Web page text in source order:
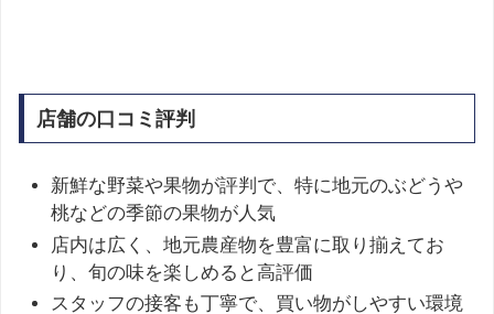
店舗の口コミ評判
新鮮な野菜や果物が評判で、特に地元のぶどうや
桃などの季節の果物が人気
店内は広く、地元農産物を豊富に取り揃えてお
り、旬の味を楽しめると高評価
スタッフの接客も丁寧で、買い物がしやすい環境